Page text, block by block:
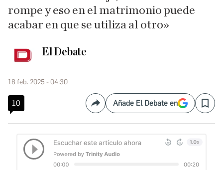
rompe y eso en el matrimonio puede
acabar en que se utiliza al otro»
El Debate
18 feb. 2025 - 04:30
10 CompartirAñade El Debate en Save